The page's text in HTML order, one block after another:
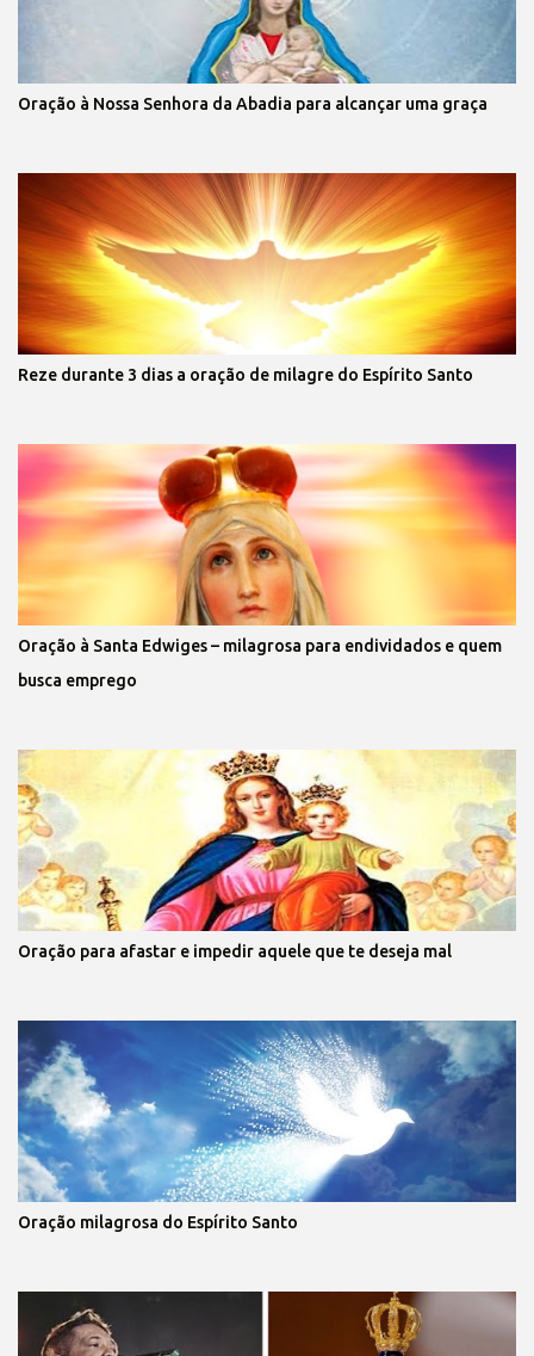
Oração à Nossa Senhora da Abadia para alcançar uma graça
Reze durante 3 dias a oração de milagre do Espírito Santo
Oração à Santa Edwiges – milagrosa para endividados e quem
busca emprego
Oração para afastar e impedir aquele que te deseja mal
Oração milagrosa do Espírito Santo